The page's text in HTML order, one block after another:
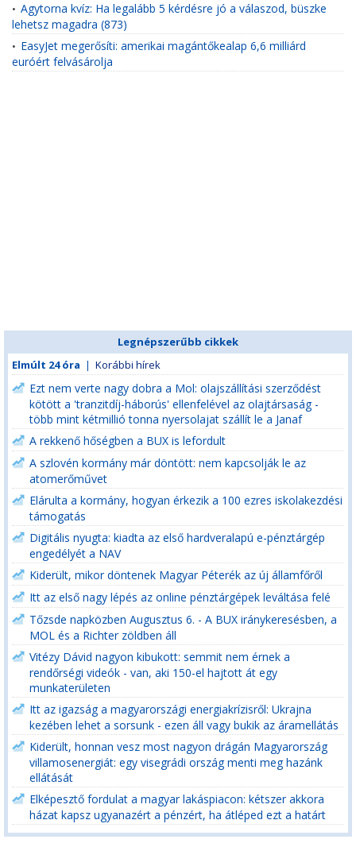
• Agytorna kvíz: Ha legalább 5 kérdésre jó a válaszod, büszke
lehetsz magadra (873)
• EasyJet megerősíti: amerikai magántőkealap 6,6 milliárd
euróért felvásárolja
Legnépszerűbb cikkek
Elmúlt 24 óra | Korábbi hírek
Ezt nem verte nagy dobra a Mol: olajszállítási szerződést
kötött a 'tranzitdíj-háborús' ellenfelével az olajtársaság -
több mint kétmillió tonna nyersolajat szállít le a Janaf
A rekkenő hőségben a BUX is lefordult
A szlovén kormány már döntött: nem kapcsolják le az
atomerőművet
Elárulta a kormány, hogyan érkezik a 100 ezres iskolakezdési
támogatás
Digitális nyugta: kiadta az első hardveralapú e-pénztárgép
engedélyét a NAV
Kiderült, mikor döntenek Magyar Péterék az új államfőről
Itt az első nagy lépés az online pénztárgépek leváltása felé
Tőzsde napközben Augusztus 6. - A BUX iránykeresésben, a
MOL és a Richter zöldben áll
Vitézy Dávid nagyon kibukott: semmit nem érnek a
rendőrségi videók - van, aki 150-el hajtott át egy
munkaterületen
Itt az igazság a magyarországi energiakrízisről: Ukrajna
kezében lehet a sorsunk - ezen áll vagy bukik az áramellátás
Kiderült, honnan vesz most nagyon drágán Magyarország
villamosenergiát: egy visegrádi ország menti meg hazánk
ellátását
Elképesztő fordulat a magyar lakáspiacon: kétszer akkora
házat kapsz ugyanazért a pénzért, ha átléped ezt a határt